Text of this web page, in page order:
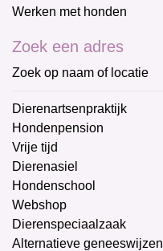
Werken met honden
Zoek een adres
Zoek op naam of locatie
Dierenartsenpraktijk
Hondenpension
Vrije tijd
Dierenasiel
Hondenschool
Webshop
Dierenspeciaalzaak
Alternatieve geneeswijzen